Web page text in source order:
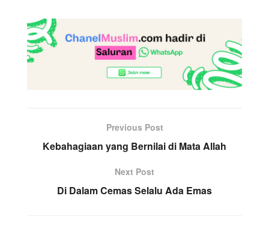
Previous Post
Kebahagiaan yang Bernilai di Mata Allah
Next Post
Di Dalam Cemas Selalu Ada Emas